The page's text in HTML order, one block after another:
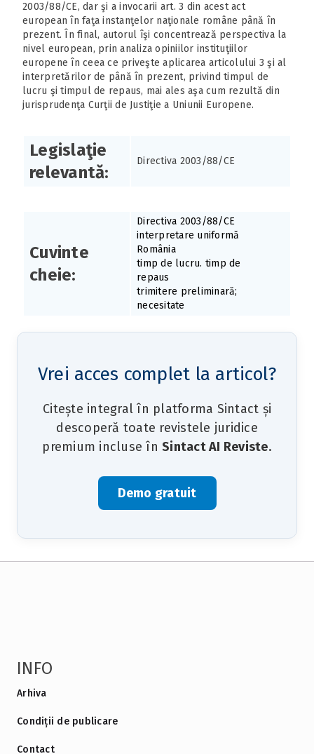
2003/88/CE, dar şi a invocarii art. 3 din acest act
european în faţa instanţelor naţionale române până în
prezent. În final, autorul îşi concentrează perspectiva la
nivel european, prin analiza opiniilor instituţiilor
europene în ceea ce priveşte aplicarea articolului 3 şi al
interpretărilor de până în prezent, privind timpul de
lucru şi timpul de repaus, mai ales aşa cum rezultă din
jurisprudenţa Curţii de Justiţie a Uniunii Europene.
Legislaţie
relevantă:
Directiva 2003/88/CE
Cuvinte
cheie:
Directiva 2003/88/CE
interpretare uniformă
România
timp de lucru. timp de
repaus
trimitere preliminară;
necesitate
Vrei acces complet la articol?
Citește integral în platforma Sintact și
descoperă toate revistele juridice
premium incluse în Sintact AI Reviste.
Demo gratuit
INFO
Arhiva
Condiții de publicare
Contact